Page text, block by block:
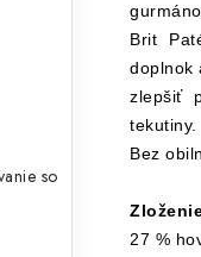
so
Brit
doplnok
zlepšiť
tekutiny.
Bez
27 %